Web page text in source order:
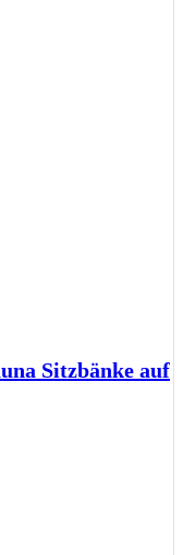
Sitzbänke auf